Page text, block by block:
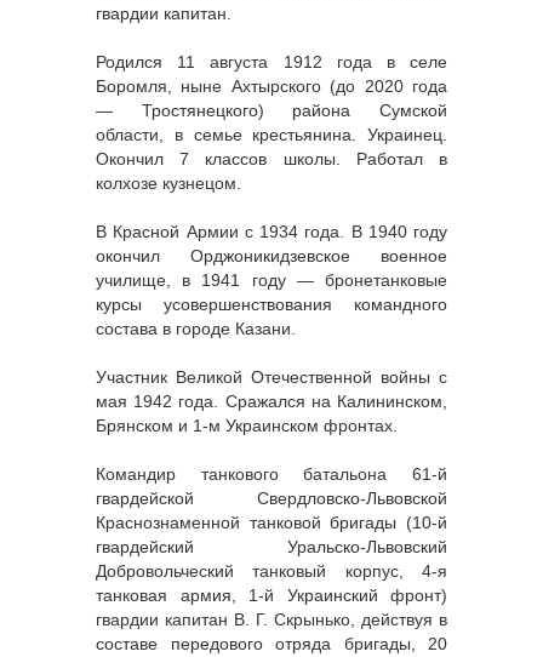
гвардии капитан.
Родился 11 августа 1912 года в селе
Боромля, ныне Ахтырского (до 2020 года
— Тростянецкого) района Сумской
области, в семье крестьянина. Украинец.
Окончил 7 классов школы. Работал в
колхозе кузнецом.
В Красной Армии с 1934 года. В 1940 году
окончил Орджоникидзевское военное
училище, в 1941 году — бронетанковые
курсы усовершенствования командного
состава в городе Казани.
Участник Великой Отечественной войны с
мая 1942 года. Сражался на Калининском,
Брянском и 1-м Украинском фронтах.
Командир танкового батальона 61-й
гвардейской Свердловско-Львовской
Краснознаменной танковой бригады (10-й
гвардейский Уральско-Львовский
Добровольческий танковый корпус, 4-я
танковая армия, 1-й Украинский фронт)
гвардии капитан В. Г. Скрынько, действуя в
составе передового отряда бригады, 20